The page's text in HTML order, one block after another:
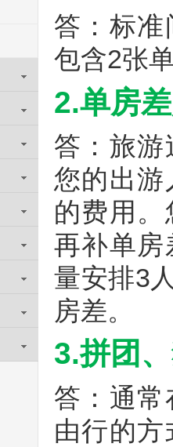
答：标
包含2张
2.单房
答：旅
您的出
的费用
再补单房
量安排3
房差。
3.拼团
答：通
由行的